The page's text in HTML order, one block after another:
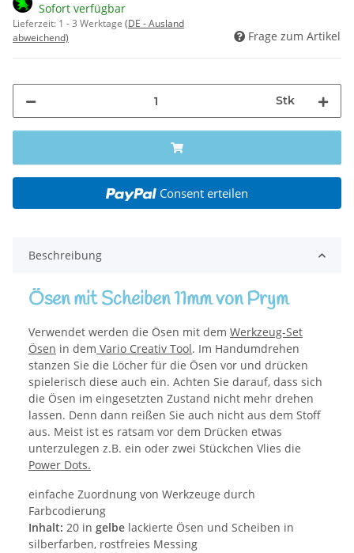
Sofort verfügbar
Lieferzeit: 1 - 3 Werktage (DE - Ausland
abweichend)
Frage zum Artikel
Stk
Consent erteilen
Beschreibung
Ösen mit Scheiben 11mm von Prym
Verwendet werden die Ösen mit dem Werkzeug-Set
Ösen in dem Vario Creativ Tool. Im Handumdrehen
stanzen Sie die Löcher für die Ösen vor und drücken
spielerisch diese auch ein. Achten Sie darauf, dass sich
die Ösen im eingesetzten Zustand nicht mehr drehen
lassen. Denn dann reißen Sie auch nicht aus dem Stoff
aus. Meist ist es ratsam vor dem Drücken etwas
unterzulegen z.B. ein oder zwei Stückchen Vlies die
Power Dots.
einfache Zuordnung von Werkzeuge durch
Farbcodierung
Inhalt: 20 in gelbe lackierte Ösen und Scheiben in
silberfarben, rostfreies Messing